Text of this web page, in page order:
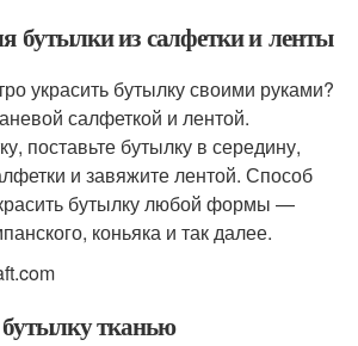
бутылки из салфетки и ленты
украсить бутылку своими руками?
салфеткой и лентой.
поставьте бутылку в середину,
и завяжите лентой. Способ
бутылку любой формы —
коньяка и так далее.
тканью